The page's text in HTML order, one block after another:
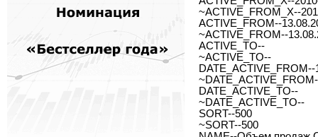
~ACTIVE_FROM_X--
ACTIVE_FROM--
~ACTIVE_FROM--
ACTIVE_TO--
~ACTIVE_TO--
DATE_ACTIVE_FROM--
DATE_ACTIVE_TO--
~DATE_ACTIVE_TO--
SORT--500
~SORT--500